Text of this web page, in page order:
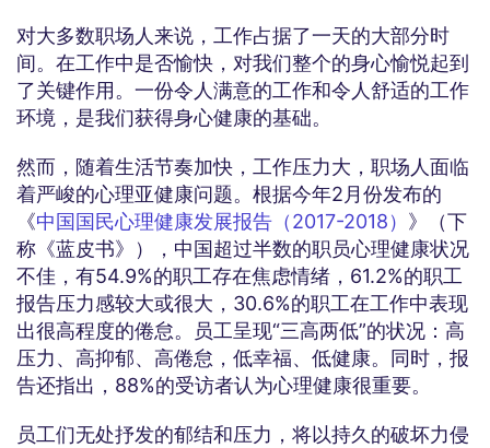
对大多数职场人来说，工作占据了一天的大部分时
间。在工作中是否愉快，对我们整个的身心愉悦起到
了关键作用。一份令人满意的工作和令人舒适的工作
环境，是我们获得身心健康的基础。
然而，随着生活节奏加快，工作压力大，职场人面临
着严峻的心理亚健康问题。根据今年2月份发布的
《中国国民心理健康发展报告（2017-2018） 》（下
称《蓝皮书》），中国超过半数的职员心理健康状况
不佳，有54.9%的职工存在焦虑情绪，61.2%的职工
报告压力感较大或很大，30.6%的职工在工作中表现
出很高程度的倦怠。员工呈现“三高两低”的状况：高
压力、高抑郁、高倦怠，低幸福、低健康。同时，报
告还指出，88%的受访者认为心理健康很重要。
员工们无处抒发的郁结和压力，将以持久的破坏力侵